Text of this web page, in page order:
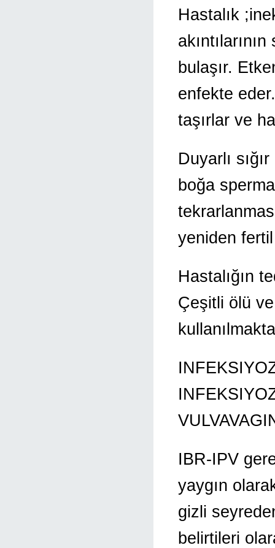
Hastalık
bulaşır.
enfekte
taşırlar ve
Duyarlı
boğa
yeniden
Hastalığın
Çeşitli ölü
IBR-IPV
yaygın
gizli
belirtileri